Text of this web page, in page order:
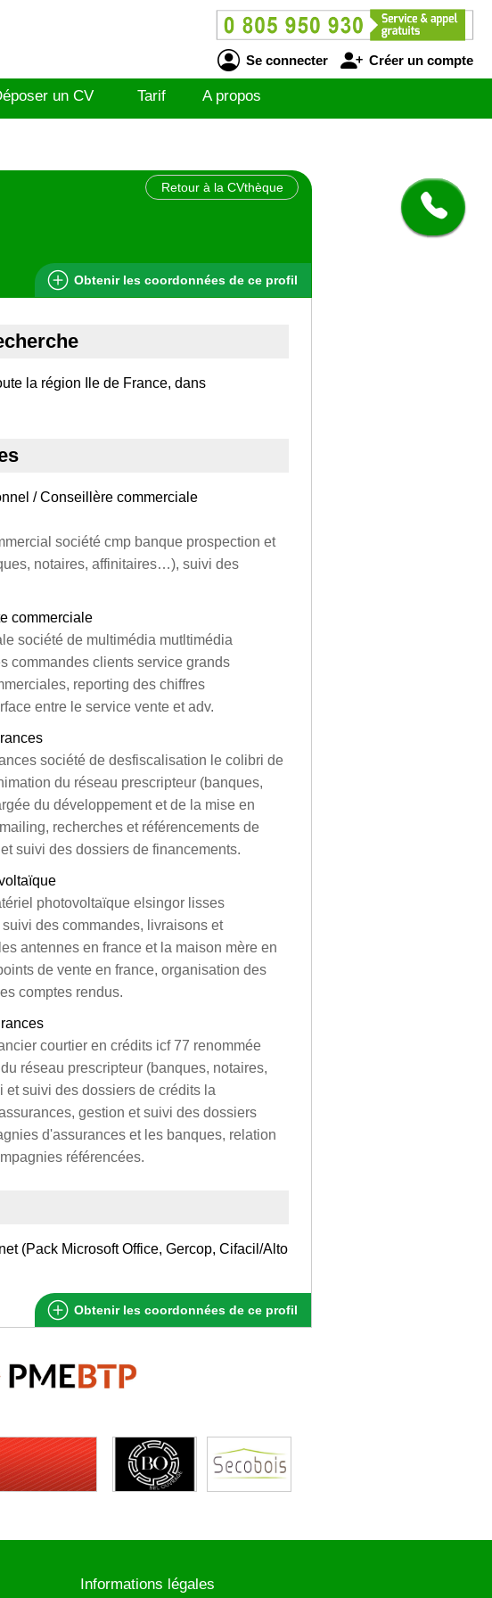
Se connecter Créer un compte
un CV Tarif A propos
Retour à la CVthèque
Obtenir les coordonnées de ce profil
la région Ile de France, dans
/ Conseillère commerciale
société cmp banque prospection et
notaires, affinitaires…), suivi des
commerciale
société de multimédia mutltimédia
commandes clients service grands
reporting des chiffres
entre le service vente et adv.
société de desfiscalisation le colibri de
du réseau prescripteur (banques,
du développement et de la mise en
recherches et référencements de
suivi des dossiers de financements.
photovoltaïque elsingor lisses
des commandes, livraisons et
antennes en france et la maison mère en
de vente en france, organisation des
comptes rendus.
courtier en crédits icf 77 renommée
réseau prescripteur (banques, notaires,
suivi des dossiers de crédits la
gestion et suivi des dossiers
d'assurances et les banques, relation
référencées.
(Pack Microsoft Office, Gercop, Cifacil/Alto
Obtenir les coordonnées de ce profil
Informations légales